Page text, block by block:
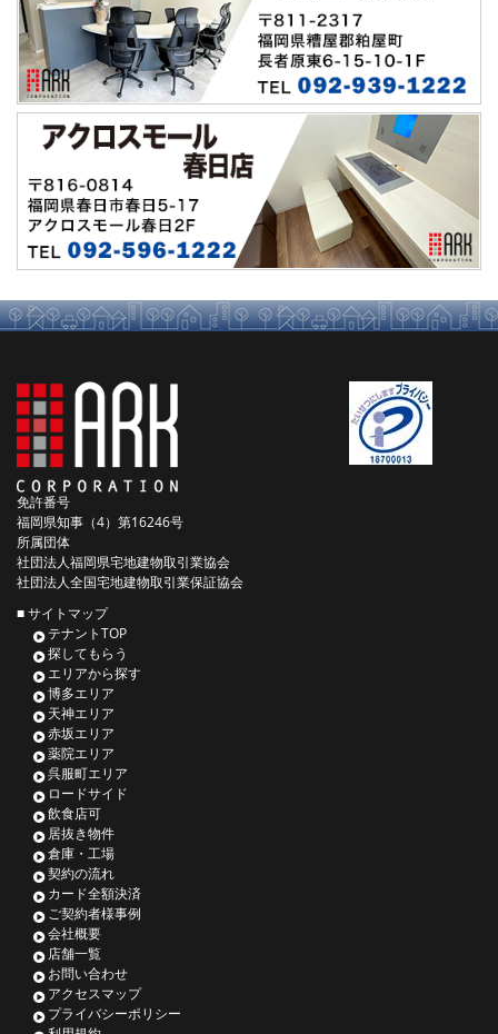
免許番号
福岡県知事（4）第16246号
所属団体
社団法人福岡県宅地建物取引業協会
社団法人全国宅地建物取引業保証協会
■ サイトマップ
テナントTOP
探してもらう
エリアから探す
博多エリア
天神エリア
赤坂エリア
薬院エリア
呉服町エリア
ロードサイド
飲食店可
居抜き物件
倉庫・工場
契約の流れ
カード全額決済
ご契約者様事例
会社概要
店舗一覧
お問い合わせ
アクセスマップ
プライバシーポリシー